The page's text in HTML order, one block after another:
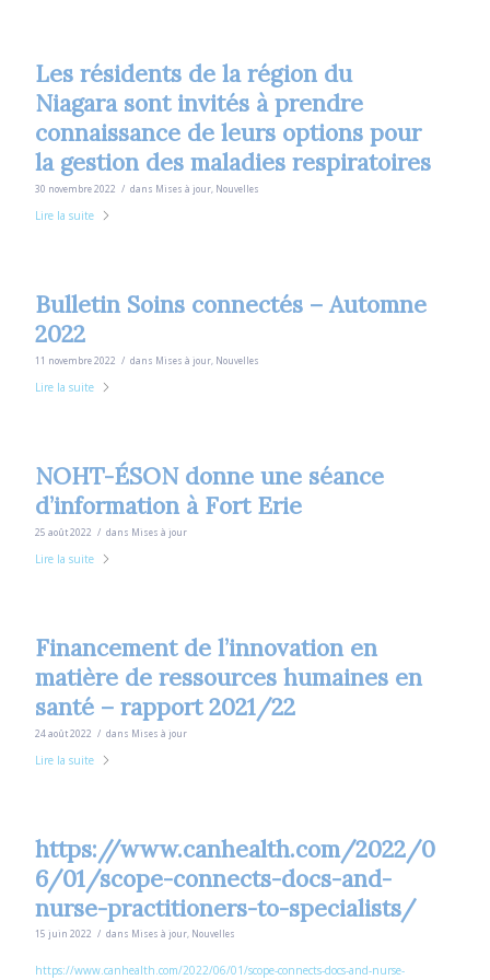
Les résidents de la région du
Niagara sont invités à prendre
connaissance de leurs options pour
la gestion des maladies respiratoires
30 novembre 2022 / dans Mises à jour Nouvelles
Lire la suite
Bulletin Soins connectés – Automne
2022
11 novembre 2022 / dans Mises à jour Nouvelles
Lire la suite
NOHT-ÉSON donne une séance
d’information à Fort Erie
25 août 2022 / dans Mises à jour
Lire la suite
Financement de l’innovation en
matière de ressources humaines en
santé – rapport 2021/22
24 août 2022 / dans Mises à jour
Lire la suite
https://www.canhealth.com/2022/0
6/01/scope-connects-docs-and-
nurse-practitioners-to-specialists/
15 juin 2022 / dans Mises à jour Nouvelles
https://www.canhealth.com/2022/06/01/scope-connects-docs-and-nurse-